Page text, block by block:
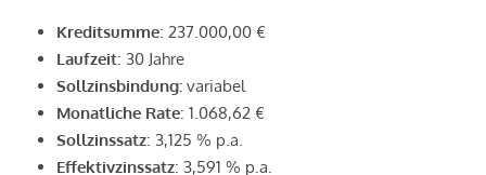
Kreditsumme: 237.000,00 €
Laufzeit: 30 Jahre
Sollzinsbindung: variabel
Monatliche Rate: 1.068,62 €
Sollzinssatz: 3,125 % p.a.
Effektivzinssatz: 3,591 % p.a.